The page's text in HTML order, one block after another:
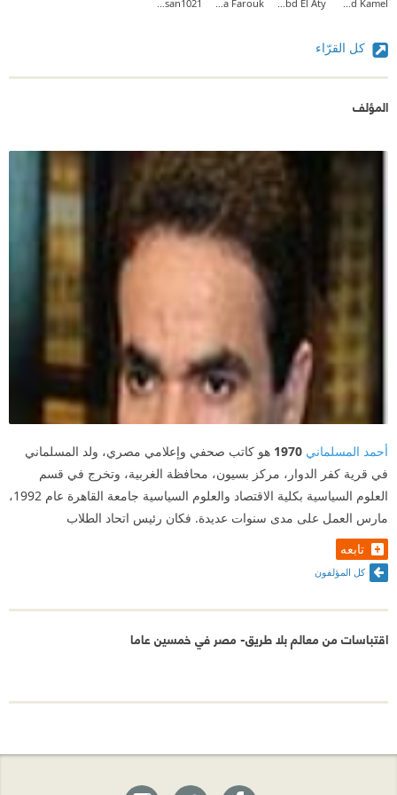
Waleed Kamel
Rania Abd El Aty
Dina Farouk
Mohamed hassan1021
كل القرّاء
المؤلف
أحمد المسلماني 1970 هو كاتب صحفي وإعلامي مصري، ولد المسلماني
في قرية كفر الدوار، مركز بسيون، محافظة الغربية، وتخرج في قسم
العلوم السياسية بكلية الاقتصاد والعلوم السياسية جامعة القاهرة عام 1992،
مارس العمل على مدى سنوات عديدة. فكان رئيس اتحاد الطلاب
تابعه
كل المؤلفون
اقتباسات من معالم بلا طريق- مصر في خمسين عاما